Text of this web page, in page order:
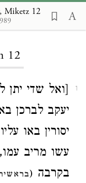
Miketz 12
12
1
[ואל שדי
יעקב לברכן
יסורין באו
עשו מריב
בקרבה (